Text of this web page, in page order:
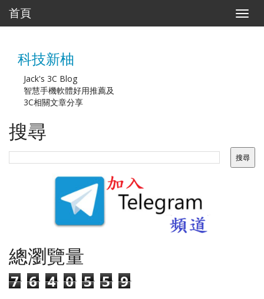
T
o
o
首頁
科技新柚
Jack's 3C Blog
智慧手機軟體好用推薦及
3C相關文章分享
搜尋
總瀏覽量
7 6 4 0 5 5 9